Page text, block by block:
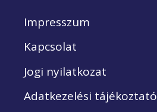
Impresszum
Kapcsolat
Jogi nyilatkozat
Adatkezelési tájékoztató